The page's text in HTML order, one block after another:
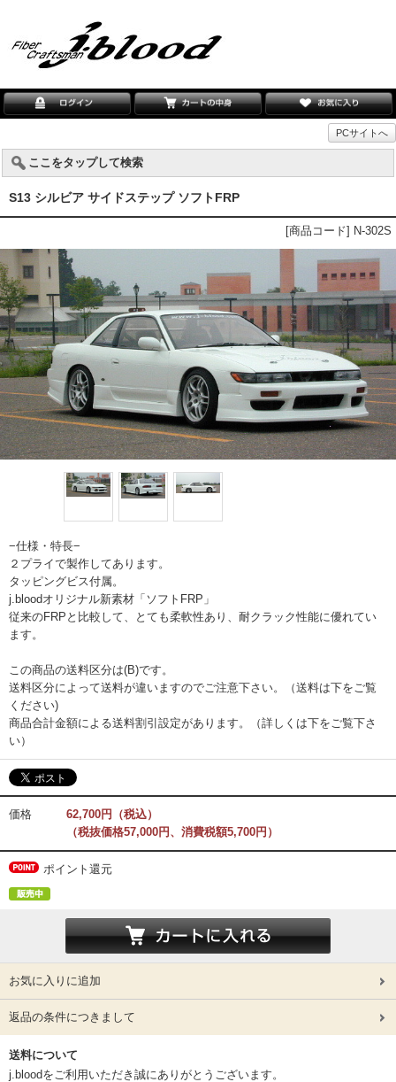
PCサイトへ
ここをタップして検索
S13 シルビア サイドステップ ソフトFRP
[商品コード] N-302S
−仕様・特長−
２プライで製作してあります。
タッピングビス付属。
j.bloodオリジナル新素材「ソフトFRP」
従来のFRPと比較して、とても柔軟性あり、耐クラック性能に優れてい
ます。
この商品の送料区分は(B)です。
送料区分によって送料が違いますのでご注意下さい。（送料は下をご覧
ください)
商品合計金額による送料割引設定があります。（詳しくは下をご覧下さ
い）
価格
62,700円（税込）
（税抜価格57,000円、消費税額5,700円）
ポイント還元
お気に入りに追加
返品の条件につきまして
送料について
j.bloodをご利用いただき誠にありがとうございます。